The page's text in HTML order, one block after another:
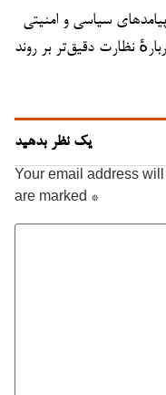
سیاسی و امنیتی
نظارت دقیق‌تر بر روند
یک نظر بدهید
Your email address
are marked *